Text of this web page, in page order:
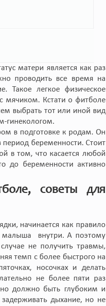
матери является как раз
проводить все время на
Такое легкое физическое
мячиком. Кстати о фитболе
выбрать тот или иной вид
гинекологом.
в подготовке к родам. Он
беременности. Стоит
в том, что касается любой
до беременности активно
, советы для
начинается как правило
малыша внутри. А поэтому
не получить травмы,
темп с более быстрого на
носочках и делать
не более пяти раз
должно быть глубоким и
дыхание, но не